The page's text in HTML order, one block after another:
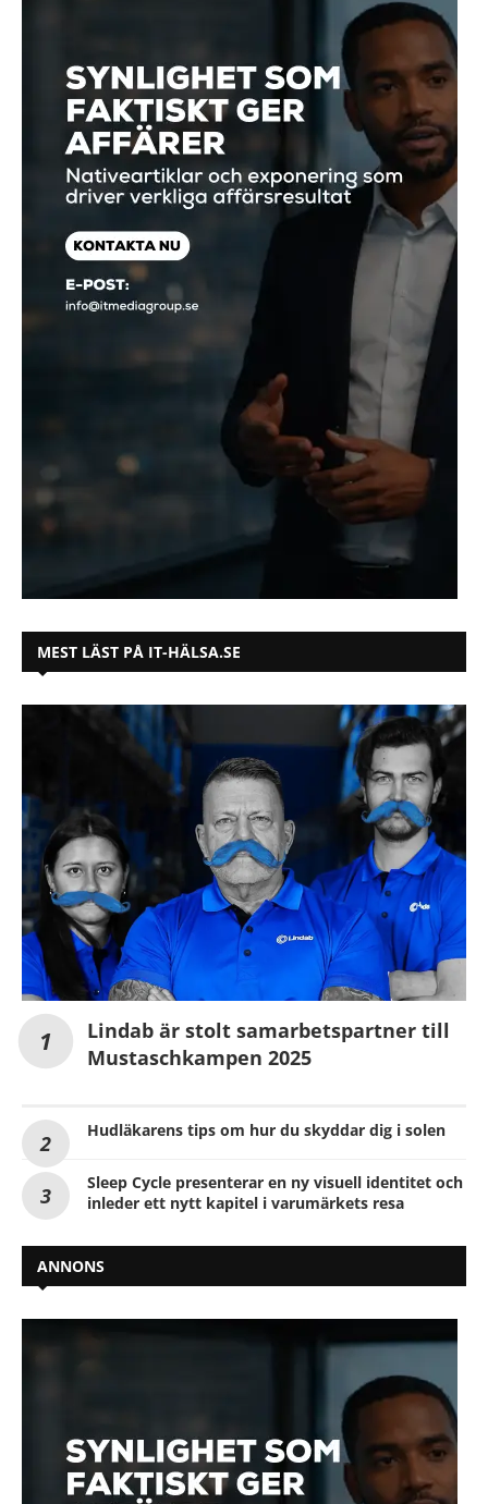
MEST LÄST PÅ IT-HÄLSA.SE
Lindab är stolt samarbetspartner till
Mustaschkampen 2025
Hudläkarens tips om hur du skyddar dig i solen
Sleep Cycle presenterar en ny visuell identitet och
inleder ett nytt kapitel i varumärkets resa
ANNONS